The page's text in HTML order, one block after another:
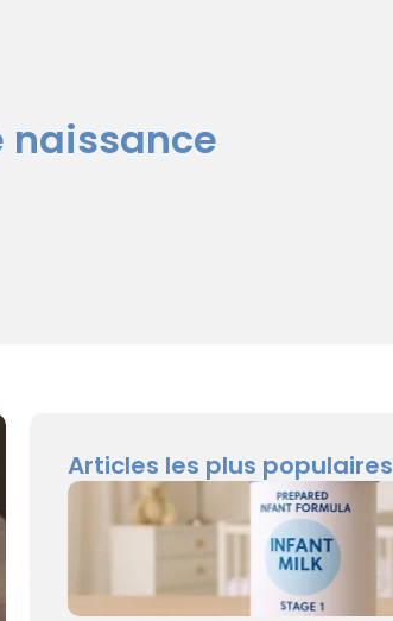
naissance
Articles les plus populaires